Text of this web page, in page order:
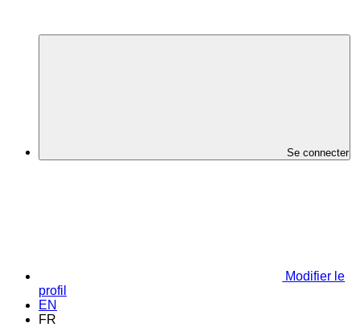
Se connecter
Modifier le
profil
EN
FR